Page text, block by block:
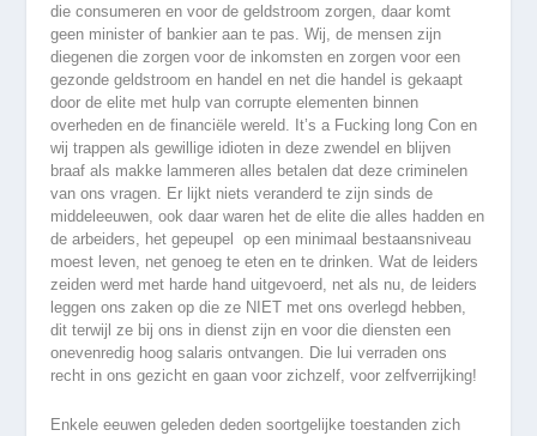
die consumeren en voor de geldstroom zorgen, daar komt
geen minister of bankier aan te pas. Wij, de mensen zijn
diegenen die zorgen voor de inkomsten en zorgen voor een
gezonde geldstroom en handel en net die handel is gekaapt
door de elite met hulp van corrupte elementen binnen
overheden en de financiële wereld. It’s a Fucking long Con en
wij trappen als gewillige idioten in deze zwendel en blijven
braaf als makke lammeren alles betalen dat deze criminelen
van ons vragen. Er lijkt niets veranderd te zijn sinds de
middeleeuwen, ook daar waren het de elite die alles hadden en
de arbeiders, het gepeupel op een minimaal bestaansniveau
moest leven, net genoeg te eten en te drinken. Wat de leiders
zeiden werd met harde hand uitgevoerd, net als nu, de leiders
leggen ons zaken op die ze NIET met ons overlegd hebben,
dit terwijl ze bij ons in dienst zijn en voor die diensten een
onevenredig hoog salaris ontvangen. Die lui verraden ons
recht in ons gezicht en gaan voor zichzelf, voor zelfverrijking!
Enkele eeuwen geleden deden soortgelijke toestanden zich